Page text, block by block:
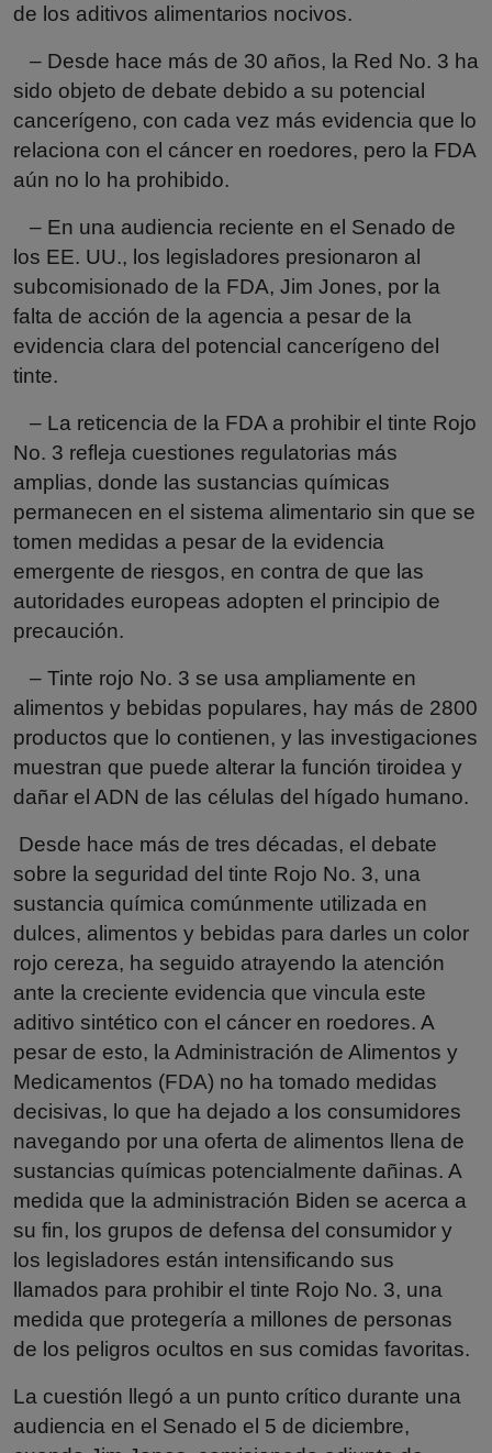
de los aditivos alimentarios nocivos.
– Desde hace más de 30 años, la Red No. 3 ha
sido objeto de debate debido a su potencial
cancerígeno, con cada vez más evidencia que lo
relaciona con el cáncer en roedores, pero la FDA
aún no lo ha prohibido.
– En una audiencia reciente en el Senado de
los EE. UU., los legisladores presionaron al
subcomisionado de la FDA, Jim Jones, por la
falta de acción de la agencia a pesar de la
evidencia clara del potencial cancerígeno del
tinte.
– La reticencia de la FDA a prohibir el tinte Rojo
No. 3 refleja cuestiones regulatorias más
amplias, donde las sustancias químicas
permanecen en el sistema alimentario sin que se
tomen medidas a pesar de la evidencia
emergente de riesgos, en contra de que las
autoridades europeas adopten el principio de
precaución.
– Tinte rojo No. 3 se usa ampliamente en
alimentos y bebidas populares, hay más de 2800
productos que lo contienen, y las investigaciones
muestran que puede alterar la función tiroidea y
dañar el ADN de las células del hígado humano.
Desde hace más de tres décadas, el debate
sobre la seguridad del tinte Rojo No. 3, una
sustancia química comúnmente utilizada en
dulces, alimentos y bebidas para darles un color
rojo cereza, ha seguido atrayendo la atención
ante la creciente evidencia que vincula este
aditivo sintético con el cáncer en roedores. A
pesar de esto, la Administración de Alimentos y
Medicamentos (FDA) no ha tomado medidas
decisivas, lo que ha dejado a los consumidores
navegando por una oferta de alimentos llena de
sustancias químicas potencialmente dañinas. A
medida que la administración Biden se acerca a
su fin, los grupos de defensa del consumidor y
los legisladores están intensificando sus
llamados para prohibir el tinte Rojo No. 3, una
medida que protegería a millones de personas
de los peligros ocultos en sus comidas favoritas.
La cuestión llegó a un punto crítico durante una
audiencia en el Senado el 5 de diciembre,